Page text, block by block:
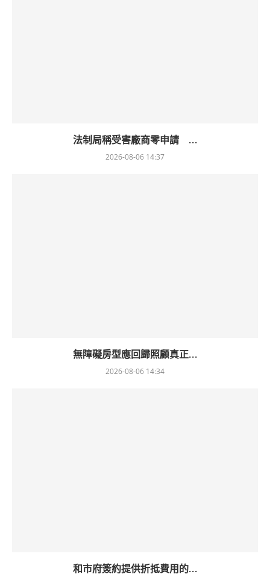
法制局稱受害廠商零申請 ...
2026-08-06 14:37
無障礙房型應回歸照顧真正...
2026-08-06 14:34
和市府簽約提供折抵費用的...